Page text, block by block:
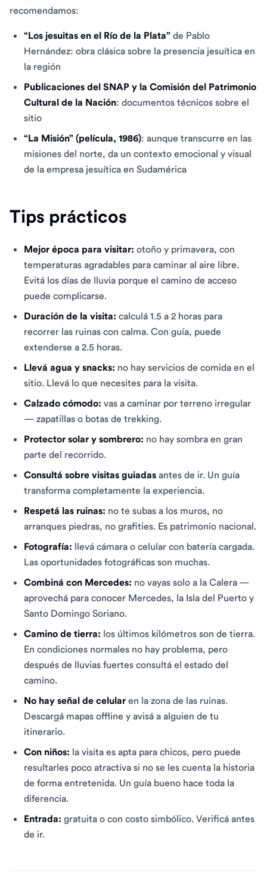
recomendamos:
“Los jesuitas en el Río de la Plata” de Pablo
Hernández: obra clásica sobre la presencia jesuítica en
la región
Publicaciones del SNAP y la Comisión del Patrimonio
Cultural de la Nación: documentos técnicos sobre el
sitio
“La Misión” (película, 1986): aunque transcurre en las
misiones del norte, da un contexto emocional y visual
de la empresa jesuítica en Sudamérica
Tips prácticos
Mejor época para visitar: otoño y primavera, con
temperaturas agradables para caminar al aire libre.
Evitá los días de lluvia porque el camino de acceso
puede complicarse.
Duración de la visita: calculá 1.5 a 2 horas para
recorrer las ruinas con calma. Con guía, puede
extenderse a 2.5 horas.
Llevá agua y snacks: no hay servicios de comida en el
sitio. Llevá lo que necesites para la visita.
Calzado cómodo: vas a caminar por terreno irregular
— zapatillas o botas de trekking.
Protector solar y sombrero: no hay sombra en gran
parte del recorrido.
Consultá sobre visitas guiadas antes de ir. Un guía
transforma completamente la experiencia.
Respetá las ruinas: no te subas a los muros, no
arranques piedras, no grafities. Es patrimonio nacional.
Fotografía: llevá cámara o celular con batería cargada.
Las oportunidades fotográficas son muchas.
Combiná con Mercedes: no vayas solo a la Calera —
aprovechá para conocer Mercedes, la Isla del Puerto y
Santo Domingo Soriano.
Camino de tierra: los últimos kilómetros son de tierra.
En condiciones normales no hay problema, pero
después de lluvias fuertes consultá el estado del
camino.
No hay señal de celular en la zona de las ruinas.
Descargá mapas offline y avisá a alguien de tu
itinerario.
Con niños: la visita es apta para chicos, pero puede
resultarles poco atractiva si no se les cuenta la historia
de forma entretenida. Un guía bueno hace toda la
diferencia.
Entrada: gratuita o con costo simbólico. Verificá antes
de ir.